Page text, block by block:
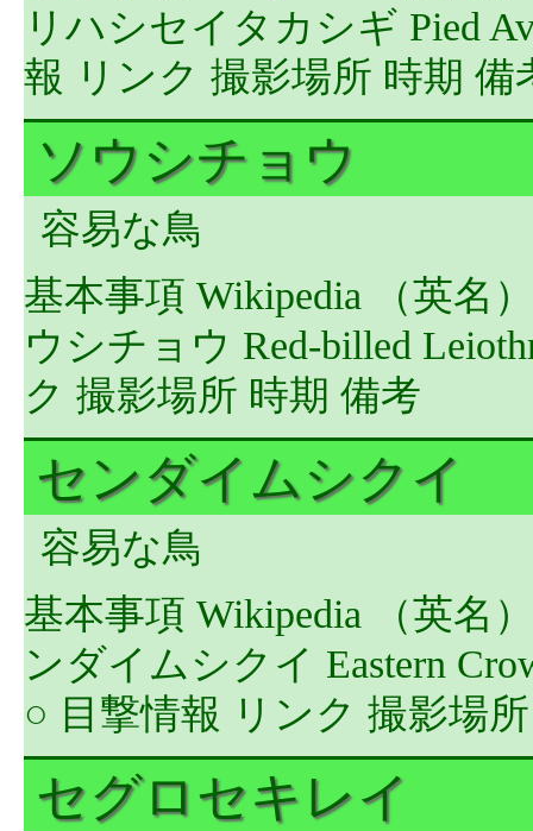
リハシセイタカシギ Pied
報 リンク 撮影場所 時期 備
ソウシチョウ
容易な鳥
基本事項 Wikipedia （英名
ウシチョウ Red-billed
ク 撮影場所 時期 備考
センダイムシクイ
容易な鳥
基本事項 Wikipedia （英名
ンダイムシクイ Eastern
○ 目撃情報 リンク 撮影場
セグロセキレイ